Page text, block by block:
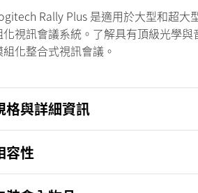
Rally Plus 是適用於大型和超大
化視訊會議系統。了解具有頂級光學與
組化整合式視訊會議。
格與詳細資訊
容性